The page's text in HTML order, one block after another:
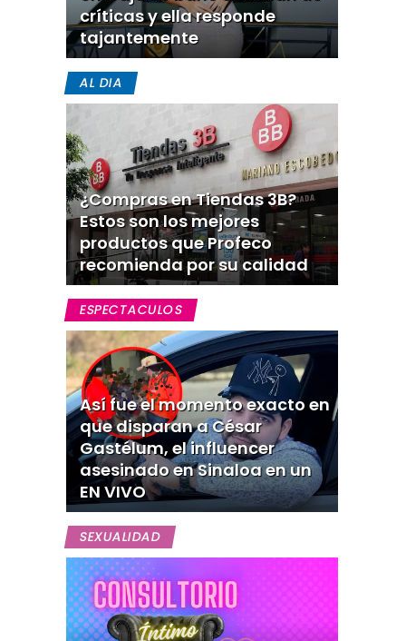
críticas y ella responde
tajantemente
AL DIA
¿Compras en Tiendas 3B?
Estos son los mejores
productos que Profeco
recomienda por su calidad
ESPECTACULOS
Así fue el momento exacto en
que disparan a César
Gastélum, el influencer
asesinado en Sinaloa en un
EN VIVO
SEXUALIDAD